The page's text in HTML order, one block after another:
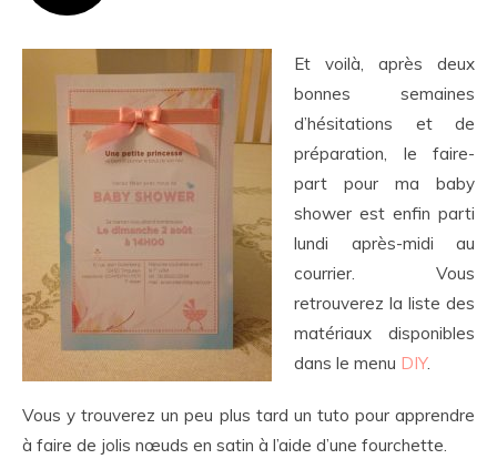
Et voilà, après deux
bonnes semaines
d’hésitations et de
préparation, le faire-
part pour ma baby
shower est enfin parti
lundi après-midi au
courrier. Vous
retrouverez la liste des
matériaux disponibles
dans le menu DIY.
Vous y trouverez un peu plus tard un tuto pour apprendre
à faire de jolis nœuds en satin à l’aide d’une fourchette.